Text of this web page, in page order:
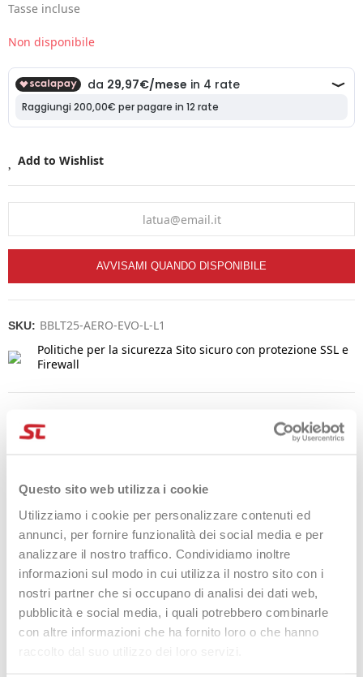
Questo sito web utilizza i cookie
Utilizziamo i cookie per personalizzare contenuti ed
annunci, per fornire funzionalità dei social media e per
analizzare il nostro traffico. Condividiamo inoltre
informazioni sul modo in cui utilizza il nostro sito con i
nostri partner che si occupano di analisi dei dati web,
pubblicità e social media, i quali potrebbero combinarle
con altre informazioni che ha fornito loro o che hanno
Tasse incluse
Non disponibile
Add to Wishlist
AVVISAMI QUANDO DISPONIBILE
SKU: BBLT25-AERO-EVO-L-L1
Politiche per la sicurezza Sito sicuro con protezione SSL e
Firewall
Politiche per le spedizioni
DESCRIZIONE
LaBabolat Evo Aero Pinkè la racchetta perfetta per chi ama
migliorarsi e mettersi alla prova nel tennis.
Che tu stia giocando per divertimento con gli amici o cercando
di elevare il tuo gioco a un nuovo livello, questa racchetta offre